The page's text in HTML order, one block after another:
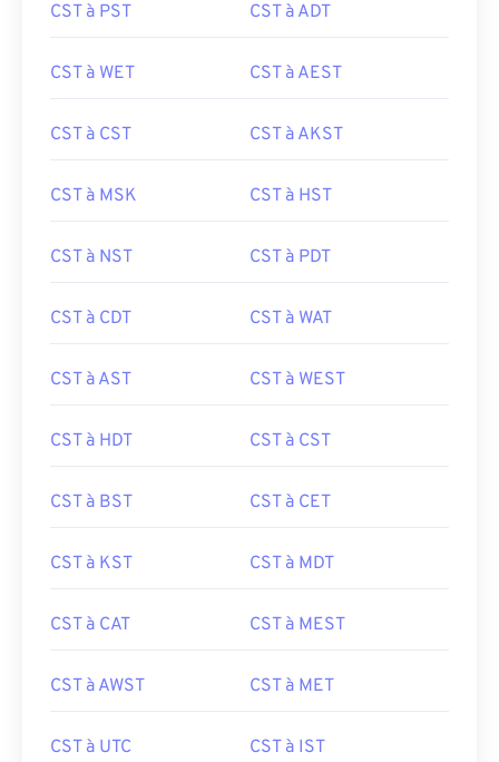
CST à PST CST à ADT
CST à WET CST à AEST
CST à CST CST à AKST
CST à MSK CST à HST
CST à NST CST à PDT
CST à CDT CST à WAT
CST à AST CST à WEST
CST à HDT CST à CST
CST à BST CST à CET
CST à KST CST à MDT
CST à CAT CST à MEST
CST à AWST CST à MET
CST à UTC CST à IST